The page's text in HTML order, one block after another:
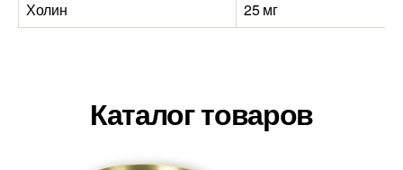
Холин
25 мг
Каталог товаров